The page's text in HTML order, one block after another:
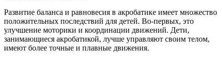
Развитие баланса и равновесия в акробатике имеет множество
положительных последствий для детей. Во-первых, это
улучшение моторики и координации движений. Дети,
занимающиеся акробатикой, лучше управляют своим телом,
имеют более точные и плавные движения.